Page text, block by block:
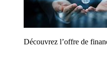
Découvrez l’offre de